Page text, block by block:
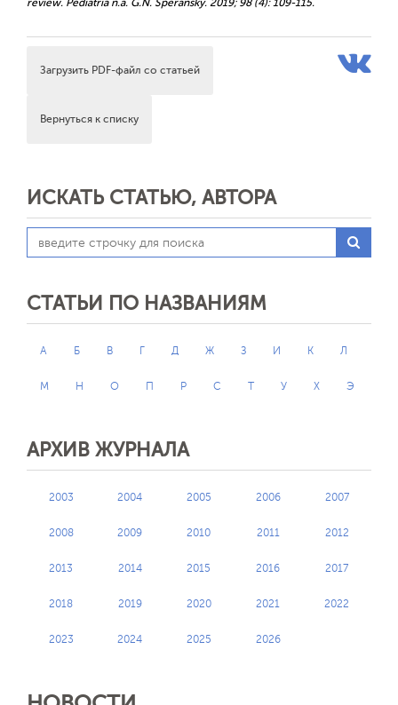
review. Pediatria n.a. G.N. Speransky. 2019; 98 (4): 109-115.
Загрузить PDF-файл со статьей
Вернуться к списку
ИСКАТЬ СТАТЬЮ, АВТОРА
СТАТЬИ ПО НАЗВАНИЯМ
А Б В Г Д Ж З И К Л
М Н О П Р С Т У Х Э
АРХИВ ЖУРНАЛА
2003 2004 2005 2006 2007
2008 2009 2010 2011 2012
2013 2014 2015 2016 2017
2018 2019 2020 2021 2022
2023 2024 2025 2026